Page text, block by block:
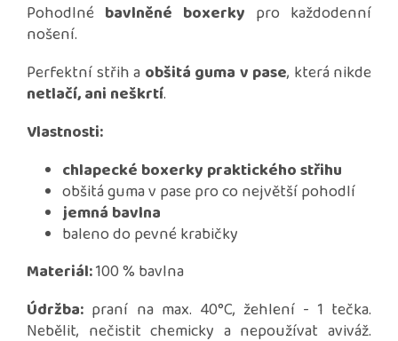
Pohodlné bavlněné boxerky pro každodenní
nošení.
Perfektní střih a obšitá guma v pase, která nikde
netlačí, ani neškrtí.
Vlastnosti:
chlapecké boxerky praktického střihu
obšitá guma v pase pro co největší pohodlí
jemná bavlna
baleno do pevné krabičky
Materiál:100 % bavlna
Údržba: praní na max. 40°C, žehlení - 1 tečka.
Nebělit, nečistit chemicky a nepoužívat aviváž.